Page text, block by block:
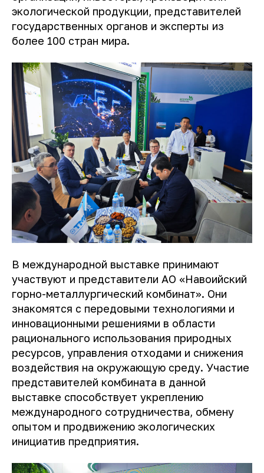
экологической продукции, представителей
государственных органов и эксперты из
более 100 стран мира.
В международной выставке принимают
участвуют и представители АО «Навоийский
горно-металлургический комбинат». Они
знакомятся с передовыми технологиями и
инновационными решениями в области
рационального использования природных
ресурсов, управления отходами и снижения
воздействия на окружающую среду. Участие
представителей комбината в данной
выставке способствует укреплению
международного сотрудничества, обмену
опытом и продвижению экологических
инициатив предприятия.